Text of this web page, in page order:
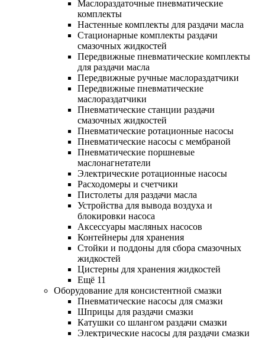
Маслораздаточные пневматические
комплекты
Настенные комплекты для раздачи масла
Стационарные комплекты раздачи
смазочных жидкостей
Передвижные пневматические комплекты
для раздачи масла
Передвижные ручные маслораздатчики
Передвижные пневматические
маслораздатчики
Пневматические станции раздачи
смазочных жидкостей
Пневматические ротационные насосы
Пневматические насосы с мембраной
Пневматические поршневые
маслонагнетатели
Электрические ротационные насосы
Расходомеры и счетчики
Пистолеты для раздачи масла
Устройства для вывода воздуха и
блокировки насоса
Аксессуары масляных насосов
Контейнеры для хранения
Стойки и поддоны для сбора смазочных
жидкостей
Цистерны для хранения жидкостей
Ещё 11
Оборудование для консистентной смазки
Пневматические насосы для смазки
Шприцы для раздачи смазки
Катушки со шлангом раздачи смазки
Электрические насосы для раздачи смазки